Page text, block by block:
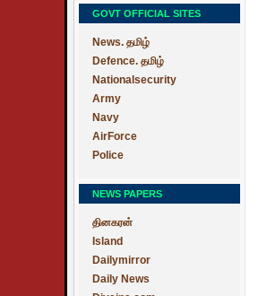
GOVT OFFICIAL SITES
News. தமிழ்
Defence. தமிழ்
Nationalsecurity
Army
Navy
AirForce
Police
NEWS PAPERS
தினகரன்
Island
Dailymirror
Daily News